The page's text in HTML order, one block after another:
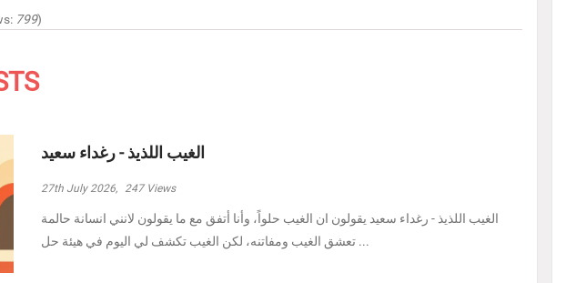
799)
الغيب اللذيذ - رغداء سعيد
27th July 2026, 247Views
الغيب اللذيذ - رغداء سعيد يقولون ان الغيب حلواً، وأنا أتفق مع ما يقولون لانني انسانة حالمة
تعشق الغيب ومفاتنه، لكن الغيب تكشف لي اليوم في هيئة حل ...